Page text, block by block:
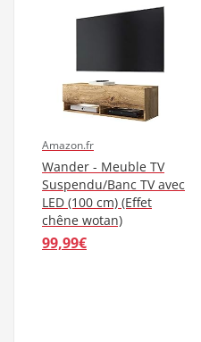
Amazon.fr
Wander - Meuble TV
Suspendu/Banc TV avec
LED (100 cm) (Effet
chêne wotan)
99,99€